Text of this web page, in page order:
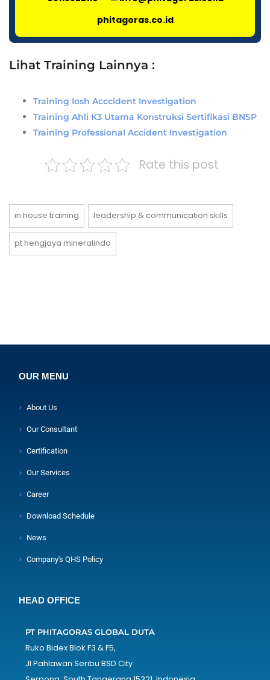
phitagoras.co.id
Lihat Training Lainnya :
Training Iosh Acccident Investigation
Training Ahli K3 Utama Konstruksi Sertifikasi BNSP
Training Professional Accident Investigation
Rate this post
in house training leadership & communication skills
pt hengjaya mineralindo
OUR MENU
About Us
Our Consultant
Certification
Our Services
Career
Download Schedule
News
Company's QHS Policy
HEAD OFFICE
PT PHITAGORAS GLOBAL DUTA
Ruko Bidex Blok F3 & F5,
Jl Pahlawan Seribu BSD City